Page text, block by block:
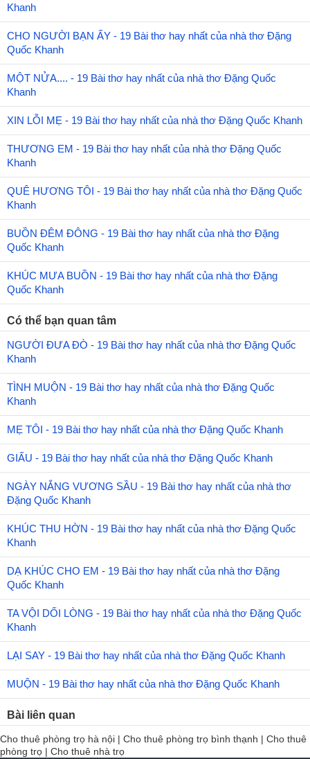
Khanh
CHO NGƯỜI BẠN ẤY - 19 Bài thơ hay nhất của nhà thơ Đặng
Quốc Khanh
MỘT NỬA.... - 19 Bài thơ hay nhất của nhà thơ Đặng Quốc
Khanh
XIN LỖI MẸ - 19 Bài thơ hay nhất của nhà thơ Đặng Quốc Khanh
THƯƠNG EM - 19 Bài thơ hay nhất của nhà thơ Đặng Quốc
Khanh
QUÊ HƯƠNG TÔI - 19 Bài thơ hay nhất của nhà thơ Đặng Quốc
Khanh
BUỒN ĐÊM ĐÔNG - 19 Bài thơ hay nhất của nhà thơ Đặng
Quốc Khanh
KHÚC MƯA BUỒN - 19 Bài thơ hay nhất của nhà thơ Đặng
Quốc Khanh
Có thể bạn quan tâm
NGƯỜI ĐƯA ĐÒ - 19 Bài thơ hay nhất của nhà thơ Đặng Quốc
Khanh
TÌNH MUỘN - 19 Bài thơ hay nhất của nhà thơ Đặng Quốc
Khanh
MẸ TÔI - 19 Bài thơ hay nhất của nhà thơ Đặng Quốc Khanh
GIẤU - 19 Bài thơ hay nhất của nhà thơ Đặng Quốc Khanh
NGÀY NẮNG VƯƠNG SẦU - 19 Bài thơ hay nhất của nhà thơ
Đặng Quốc Khanh
KHÚC THU HỜN - 19 Bài thơ hay nhất của nhà thơ Đặng Quốc
Khanh
DẠ KHÚC CHO EM - 19 Bài thơ hay nhất của nhà thơ Đặng
Quốc Khanh
TA VỘI DỐI LÒNG - 19 Bài thơ hay nhất của nhà thơ Đặng Quốc
Khanh
LẠI SAY - 19 Bài thơ hay nhất của nhà thơ Đặng Quốc Khanh
MUỘN - 19 Bài thơ hay nhất của nhà thơ Đặng Quốc Khanh
Bài liên quan
Cho thuê phòng trọ hà nội | Cho thuê phòng trọ bình thạnh | Cho thuê
phòng trọ | Cho thuê nhà trọ